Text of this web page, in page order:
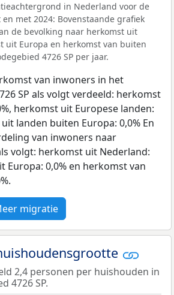
in Nederland voor de
met 2024: Bovenstaande grafiek
de bevolking naar herkomst uit
uit Europa en herkomst van buiten
4726 SP per jaar.
van inwoners in het
SP als volgt verdeeld: herkomst
herkomst uit Europese landen:
landen buiten Europa: 0,0% En
van inwoners naar
volgt: herkomst uit Nederland:
Europa: 0,0% en herkomst van
migratie
2,4 personen per huishouden in
4726 SP.